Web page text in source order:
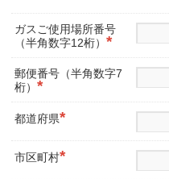
ガスご使用場所番号
（半角数字12桁）*
郵便番号（半角数字7
桁）*
都道府県*
市区町村*